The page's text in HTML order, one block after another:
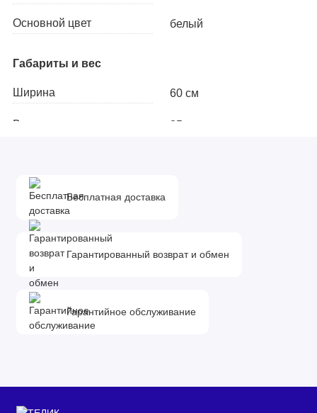
Основной цвет белый
Габариты и вес
Ширина 60 см
Высота 85 см
Глубина с учетом
выступающих элементов
Вес стиральной машины
Вес в упаковке
Основные характеристики
Тип загрузки
и отжима
Бесплатная доставка
Гарантированный возврат и обмен
Гарантийное обслуживание